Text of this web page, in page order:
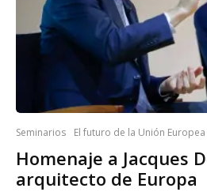
Seminarios El futuro de la Unión Europea
Homenaje a Jacques
arquitecto de Europa